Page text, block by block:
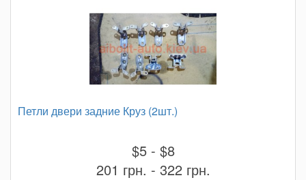
Петли двери задние Круз (2шт.)
$5 - $8
201 грн. - 322 грн.